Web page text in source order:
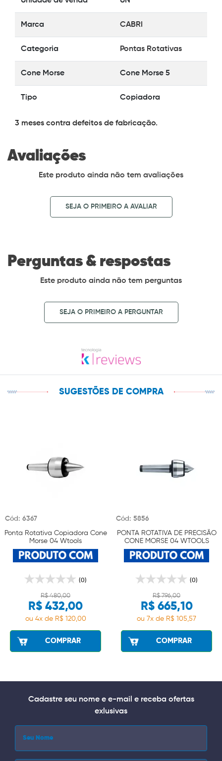
Marca CABRI
Categoria Pontas Rotativas
Cone Morse Cone Morse 5
Tipo Copiadora
3 meses contra defeitos de fabricação.
Avaliações
Este produto ainda não tem avaliações
SEJA O PRIMEIRO A AVALIAR
Perguntas & respostas
Este produto ainda não tem perguntas
SEJA O PRIMEIRO A PERGUNTAR
SUGESTÕES DE COMPRA
Cód: 6367
Ponta Rotativa Copiadora Cone
Morse 04 Wtools
(0)
R$ 480,00
R$ 432,00
ou 4x de R$ 120,00
COMPRAR
Cód: 5856
PONTA ROTATIVA DE PRECISÃO
CONE MORSE 04 WTOOLS
(0)
R$ 796,00
R$ 665,10
ou 7x de R$ 105,57
COMPRAR
Cadastre seu nome e e-mail e receba ofertas
exlusivas